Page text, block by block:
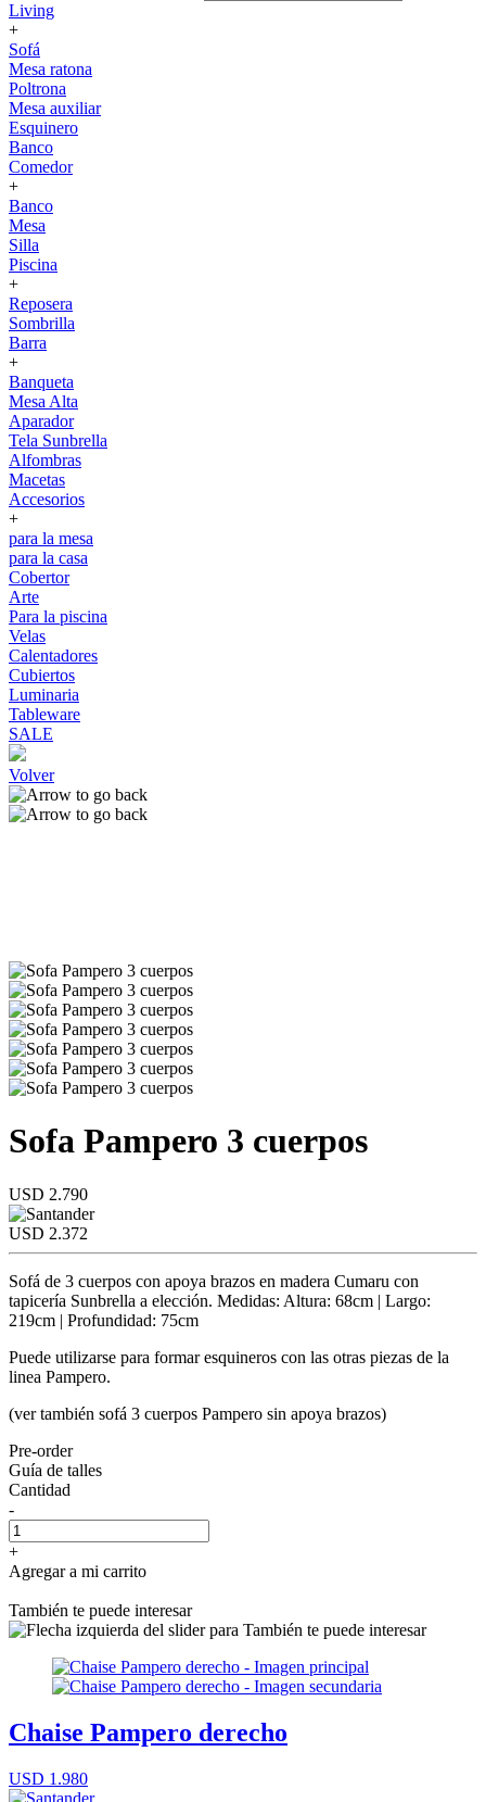
Living
+
Sofá
Mesa ratona
Poltrona
Mesa auxiliar
Esquinero
Banco
Comedor
+
Banco
Mesa
Silla
Piscina
+
Reposera
Sombrilla
Barra
+
Banqueta
Mesa Alta
Aparador
Tela Sunbrella
Alfombras
Macetas
Accesorios
+
para la mesa
para la casa
Cobertor
Arte
Para la piscina
Velas
Calentadores
Cubiertos
Luminaria
Tableware
SALE
Volver
Sofa Pampero 3 cuerpos
USD 2.790
USD 2.372
Sofá de 3 cuerpos con apoya brazos en madera Cumaru con
tapicería Sunbrella a elección. Medidas: Altura: 68cm | Largo:
219cm | Profundidad: 75cm
Puede utilizarse para formar esquineros con las otras piezas de la
linea Pampero.
(ver también sofá 3 cuerpos Pampero sin apoya brazos)
Pre-order
Guía de talles
Cantidad
-
+
Agregar a mi carrito
También te puede interesar
Chaise Pampero derecho
USD 1.980